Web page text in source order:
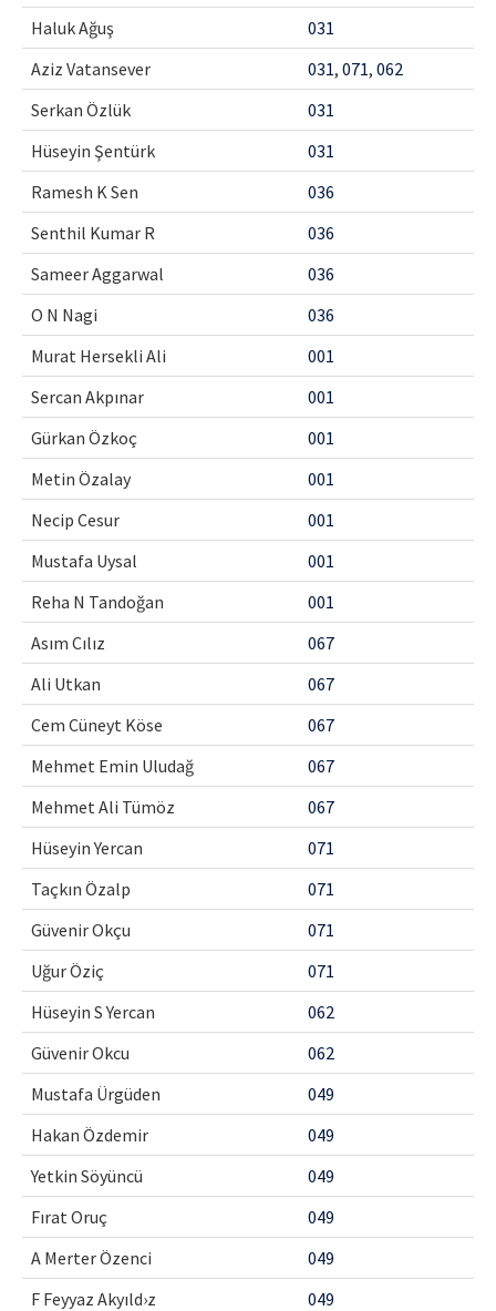
Haluk Ağuş
031
Aziz Vatansever
031, 071, 062
Serkan Özlük
031
Hüseyin Şentürk
031
Ramesh K Sen
036
Senthil Kumar R
036
Sameer Aggarwal
036
O N Nagi
036
Murat Hersekli Ali
001
Sercan Akpınar
001
Gürkan Özkoç
001
Metin Özalay
001
Necip Cesur
001
Mustafa Uysal
001
Reha N Tandoğan
001
Asım Cılız
067
Ali Utkan
067
Cem Cüneyt Köse
067
Mehmet Emin Uludağ
067
Mehmet Ali Tümöz
067
Hüseyin Yercan
071
Taçkın Özalp
071
Güvenir Okçu
071
Uğur Öziç
071
Hüseyin S Yercan
062
Güvenir Okcu
062
Mustafa Ürgüden
049
Hakan Özdemir
049
Yetkin Söyüncü
049
Fırat Oruç
049
A Merter Özenci
049
F Feyyaz Akyıld›z
049